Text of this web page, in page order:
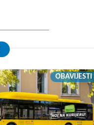
OBAVIJESTI